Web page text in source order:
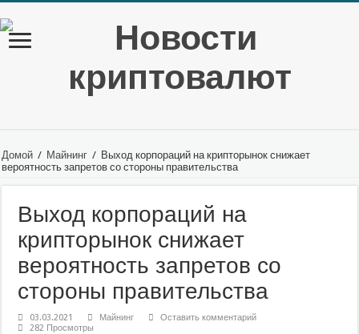
Домой / Майнинг / Выход корпораций на крипторынок снижает
вероятность запретов со стороны правительства
Выход корпораций на
крипторынок снижает
вероятность запретов со
стороны правительства
03.03.2021 Майнинг
Оставить комментарий
282 Просмотры